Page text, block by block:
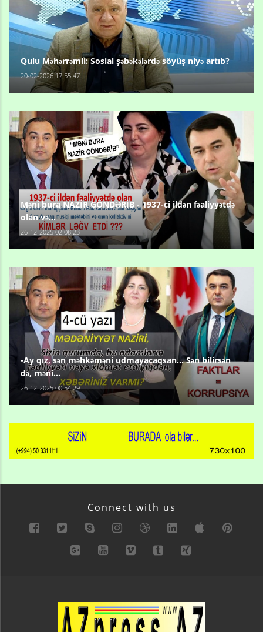
Qulu Məhərrəmli: Sosial şəbəkələrdə söyüş niyə artıb?
20-02-2026 17:55:47
Məni bura NAZİR GÖNDƏRİB - 1937-ci ildən fəaliyyətdə
olan və...
26-12-2025 02:08:23
-Ay qız, sən məhkəməni udmayacaqsan... Sən bilirsən
də, məni...
26-12-2025 00:54:29
Connect with us